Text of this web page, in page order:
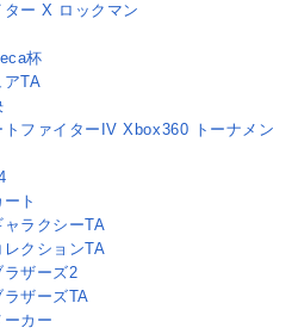
ー X ロックマン
杯
アTA
ファイターIV Xbox360 トーナメン
ト
ラクシーTA
クションTA
ラザーズ2
ザーズTA
カー